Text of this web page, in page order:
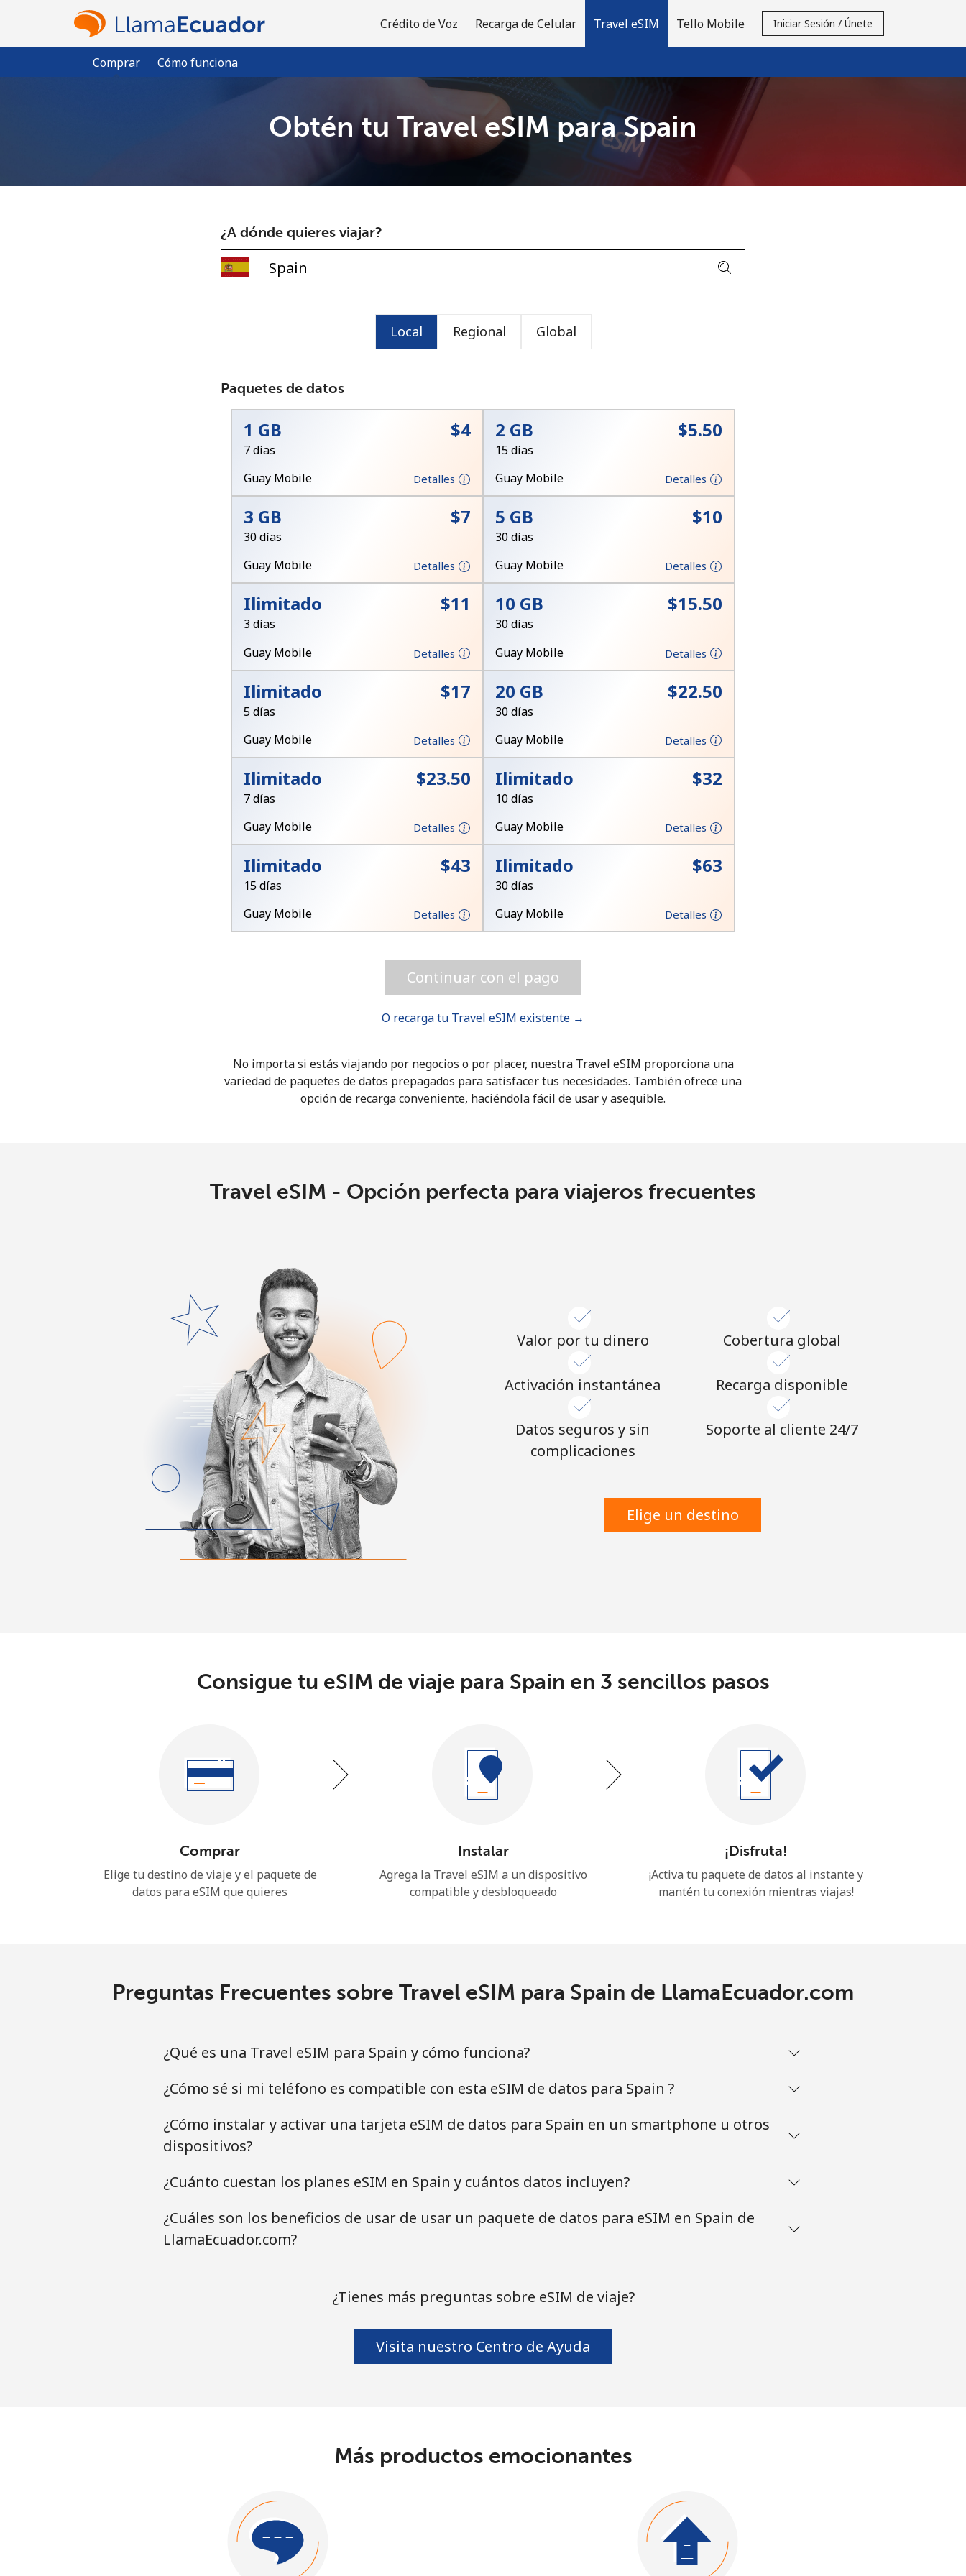
Crédito de Voz Recarga de Celular Travel eSIM
Comprar Cómo funciona
Tello Mobile Iniciar Sesión / Únete
¡Bienvenido!
Inicia sesión →
o
No se ha creado una contraseña
Mínimo 8 caracteres
Una letra mayúscula y una minúscula
Mantente en contacto para recibir nuestras mejores
Al abrir una cuenta en este sitio web, estoy de
¡Hola!
¿Olvidaste tu contraseña? →
Obtén tu Travel eSIM para Spain
¿A dónde quieres viajar?
Local Regional Global
Paquetes de datos
1 GB ⁦$4⁩
7 días
Guay Mobile
Detalles
2 GB ⁦$5.50⁩
15 días
Guay Mobile
Detalles
3 GB ⁦$7⁩
30 días
Guay Mobile
Detalles
5 GB ⁦$10⁩
30 días
Guay Mobile
Detalles
Ilimitado ⁦$11⁩
3 días
Guay Mobile
Detalles
10 GB ⁦$15.50⁩
30 días
Guay Mobile
Detalles
Ilimitado ⁦$17⁩
5 días
Guay Mobile
Detalles
20 GB ⁦$22.50⁩
30 días
Guay Mobile
Detalles
Ilimitado ⁦$23.50⁩
7 días
Guay Mobile
Detalles
Ilimitado ⁦$32⁩
10 días
Guay Mobile
Detalles
Ilimitado ⁦$43⁩
15 días
Guay Mobile
Detalles
Ilimitado ⁦$63⁩
30 días
Guay Mobile
Detalles
Continuar con el pago
O recarga tu Travel eSIM existente →
No importa si estás viajando por negocios o por placer, nuestra Travel eSIM proporciona una
variedad de paquetes de datos prepagados para satisfacer tus necesidades. También ofrece una
opción de recarga conveniente, haciéndola fácil de usar y asequible.
Travel eSIM - Opción perfecta para viajeros frecuentes
Valor por tu dinero
Activación instantánea
Datos seguros y sin
complicaciones
Cobertura global
Recarga disponible
Soporte al cliente 24/7
Elige un destino
Consigue tu eSIM de viaje para Spain en 3 sencillos pasos
Comprar
Elige tu destino de viaje y el paquete de
datos para eSIM que quieres
Instalar
Agrega la Travel eSIM a un dispositivo
compatible y desbloqueado
¡Disfruta!
¡Activa tu paquete de datos al instante y
mantén tu conexión mientras viajas!
Preguntas Frecuentes sobre Travel eSIM para Spain de LlamaEcuador.com
¿Qué es una Travel eSIM para Spain y cómo funciona?
¿Cómo sé si mi teléfono es compatible con esta eSIM de datos para Spain ?
¿Cómo instalar y activar una tarjeta eSIM de datos para Spain en un smartphone u otros
dispositivos?
¿Cuánto cuestan los planes eSIM en Spain y cuántos datos incluyen?
¿Cuáles son los beneficios de usar de usar un paquete de datos para eSIM en Spain de
LlamaEcuador.com?
¿Tienes más preguntas sobre eSIM de viaje?
Visita nuestro Centro de Ayuda
Más productos emocionantes